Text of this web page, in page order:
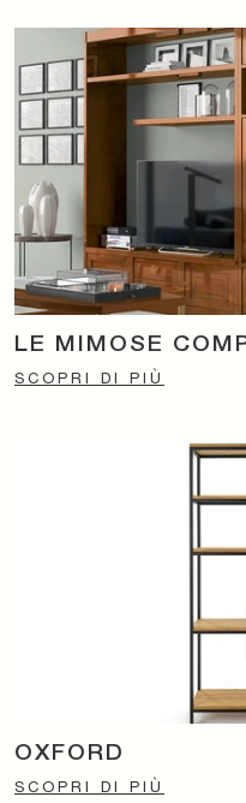
LE MIMOSE
SCOPRI DI PIÙ
OXFORD
SCOPRI DI PIÙ